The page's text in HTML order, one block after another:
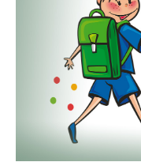
Sustainable
Marine
Environmental